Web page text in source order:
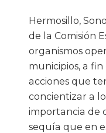
Hermosillo,
de la Comisión
organismos
municipios, a
acciones que
concientizar a
importancia de
sequía que en